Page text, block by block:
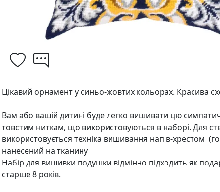
Цікавий орнамент у синьо-жовтих кольорах. Красива
Вам або вашій дитині буде легко вишивати цю
товстим ниткам, що використовуються в наборі. Для
використовується техніка вишивання напів-хрестом
нанесений на тканину
Набір для вишивки подушки відмінно підходить як
старше 8 років.